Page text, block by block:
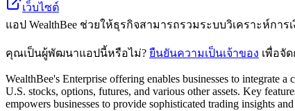
เว็บไซต์
แอป WealthBee ช่วยให้ธุรกิจสามารถรวมระบบวิเคราะห์กา
คุณเป็นผู้พัฒนาแอปนี้หรือไม่? ยืนยันความเป็นเจ้าของ เพื่อจั
WealthBee's Enterprise offering enables businesses to integrate
U.S. stocks, options, futures, and various other assets. Key
empowers businesses to provide sophisticated trading insights